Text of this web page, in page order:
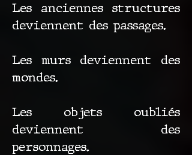
Les anciennes structures
deviennent des passages.
Les murs deviennent des
mondes.
Les objets oubliés
deviennent des
personnages.